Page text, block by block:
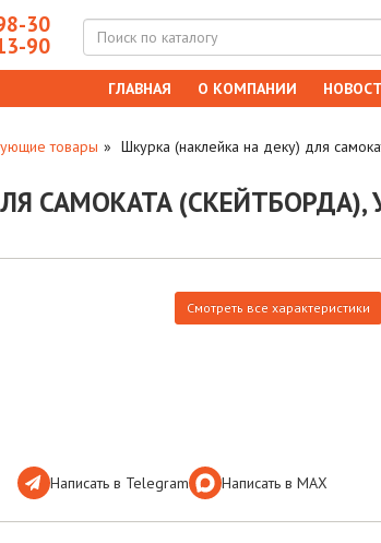
30
90
ГЛАВНАЯ О КОМПАНИИ
товары Шкурка (наклейка на деку) для
САМОКАТА (СКЕЙТБОРДА),
Смотреть все характеристики
Написать в Telegram Написать в МАХ